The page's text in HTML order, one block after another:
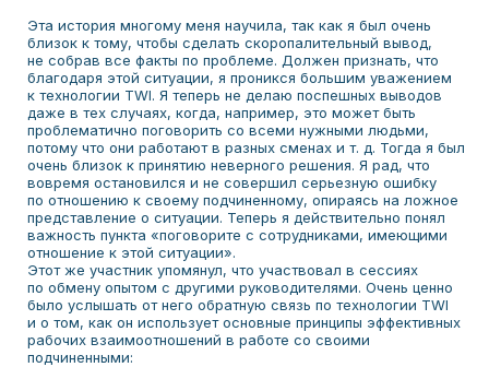
Эта история многому меня научила, так как я был очень
близок к тому, чтобы сделать скоропалительный вывод,
не собрав все факты по проблеме. Должен признать, что
благодаря этой ситуации, я проникся большим уважением
к технологии TWI. Я теперь не делаю поспешных выводов
даже в тех случаях, когда, например, это может быть
проблематично поговорить со всеми нужными людьми,
потому что они работают в разных сменах и т. д. Тогда я был
очень близок к принятию неверного решения. Я рад, что
вовремя остановился и не совершил серьезную ошибку
по отношению к своему подчиненному, опираясь на ложное
представление о ситуации. Теперь я действительно понял
важность пункта «поговорите с сотрудниками, имеющими
отношение к этой ситуации».
Этот же участник упомянул, что участвовал в сессиях
по обмену опытом с другими руководителями. Очень ценно
было услышать от него обратную связь по технологии TWI
и о том, как он использует основные принципы эффективных
рабочих взаимоотношений в работе со своими
подчиненными: